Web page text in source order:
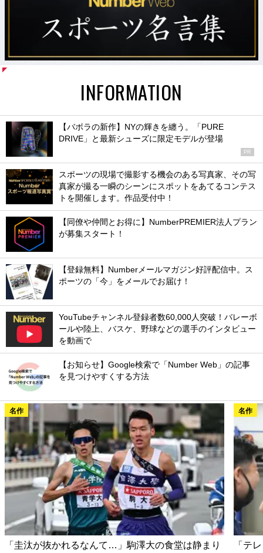
INFORMATION
【バボラの新作】NYの輝きを纏う。「PURE
DRIVE」と最新シューズに限定モデルが登場
PR
スポーツの現場で撮影する機会のある写真家、その写
真家が撮る一瞬のシーンにスポットをあてるコンテス
トを開催します。作品受付中！
【同僚や仲間とお得に】NumberPREMIER法人プラン
が募集スタート！
【登録無料】Numberメールマガジン好評配信中。ス
ポーツの「今」をメールでお届け！
YouTubeチャンネル登録者数60,000人突破！バレーボ
ールや陸上、バスケ、野球などの選手のインタビュー
を動画で
【お知らせ】Google検索で「Number Web」の記事
を見つけやすくする方法
名作
「圭汰が抜かれるなんて…」駒澤大の食堂は静まり
名作
「テ